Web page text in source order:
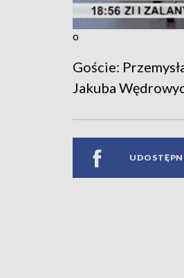
o
Goście:
Jakuba